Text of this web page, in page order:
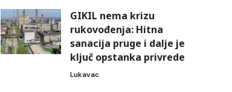
GIKIL nema krizu
rukovođenja: Hitna
sanacija pruge i dalje je
ključ opstanka privrede
Lukavac